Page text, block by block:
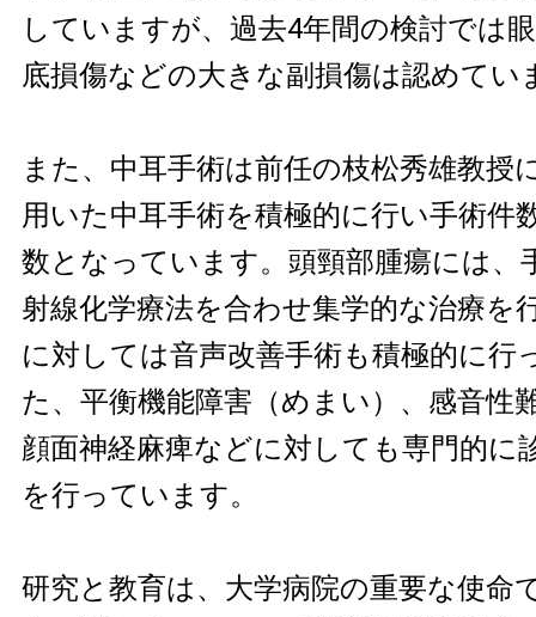
していますが、過去4年間の検討では
底損傷などの大きな副損傷は認めてい
また、中耳手術は前任の枝松秀雄教授
用いた中耳手術を積極的に行い手術件
数となっています。頭頸部腫瘍には、
射線化学療法を合わせ集学的な治療を
に対しては音声改善手術も積極的に行
た、平衡機能障害（めまい）、感音性
顔面神経麻痺などに対しても専門的に
を行っています。
研究と教育は、大学病院の重要な使命